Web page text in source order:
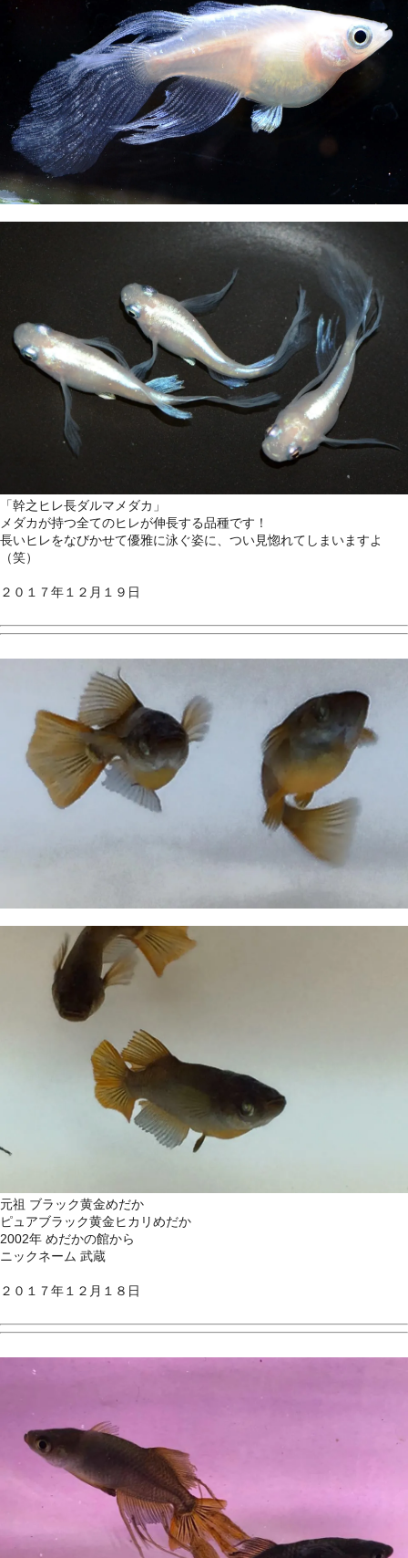
「幹之ヒレ長ダルマメダカ」
メダカが持つ全てのヒレが伸長する品種です！
長いヒレをなびかせて優雅に泳ぐ姿に、つい見惚れてしまいますよ
（笑）
２０１７年１２月１９日
元祖 ブラック黄金めだか
ピュアブラック黄金ヒカリめだか
2002年 めだかの館から
ニックネーム 武蔵
２０１７年１２月１８日